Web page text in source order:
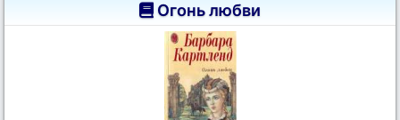
Огонь любви